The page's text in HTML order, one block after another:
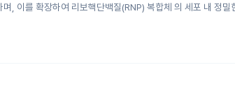
, 이를 확장하여 리보핵단백질(RNP) 복합체 의 세포 내 정밀